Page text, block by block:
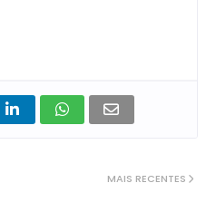
MAIS RECENTES